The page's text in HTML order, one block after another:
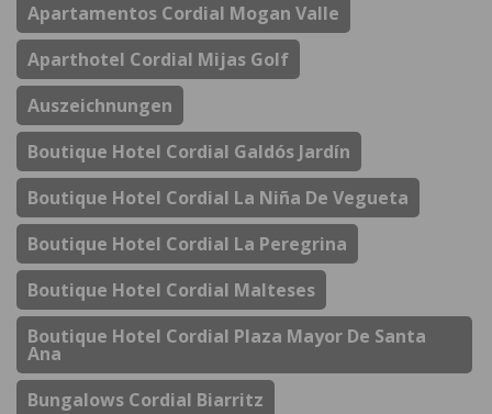
Apartamentos Cordial Mogan Valle
Aparthotel Cordial Mijas Golf
Auszeichnungen
Boutique Hotel Cordial Galdós Jardín
Boutique Hotel Cordial La Niña De Vegueta
Boutique Hotel Cordial La Peregrina
Boutique Hotel Cordial Malteses
Boutique Hotel Cordial Plaza Mayor De Santa
Ana
Bungalows Cordial Biarritz